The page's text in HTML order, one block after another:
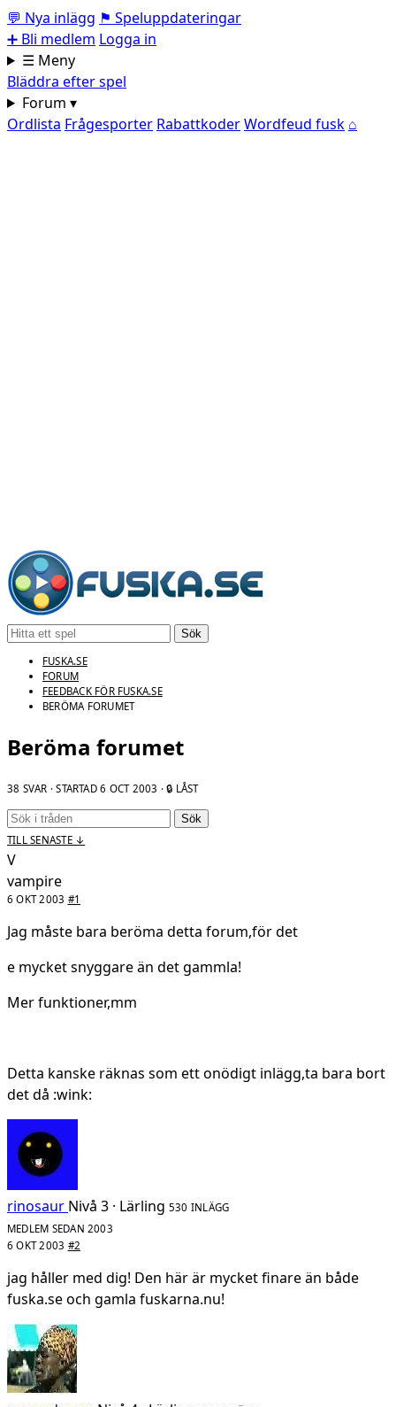
💬 Nya inlägg ⚑ Speluppdateringar
➕ Bli medlem Logga in
☰ Meny
Bläddra efter spel
Forum ▾
Ordlista Frågesporter RabattkoderWordfeud fusk ⌂
Sök
FUSKA.SE
FORUM
FEEDBACK FÖR FUSKA.SE
BERÖMA FORUMET
Beröma forumet
38 SVAR · STARTAD6 OCT 2003 · 🔒 LÅST
Sök
TILL SENASTE ↓
V
vampire
6 OKT 2003 #1
Jag måste bara beröma detta forum,för det
e mycket snyggare än det gammla!
Mer funktioner,mm
Detta kanske räknas som ett onödigt inlägg,ta bara bort
det då :wink:
rinosaur Nivå 3 · Lärling 530 INLÄGG
MEDLEM SEDAN 2003
6 OKT 2003 #2
jag håller med dig! Den här är mycket finare än både
fuska.se och gamla fuskarna.nu!